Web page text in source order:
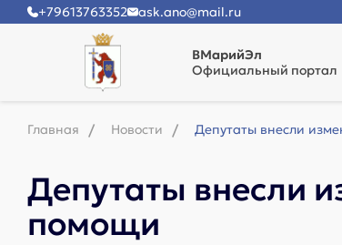
+79613763352 ask.ano@mail.ru
ВМарийЭл
Официальный портал
Главная Новости Депутаты внесли
Депутаты внесли
помощи